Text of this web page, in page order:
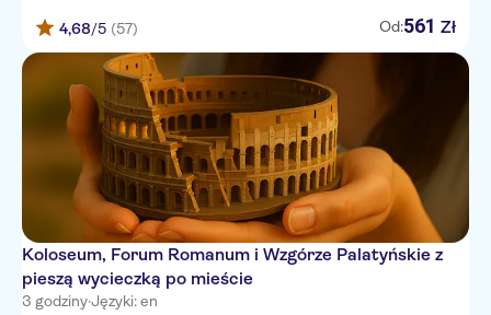
WASHINGTON
Hotel De' Ricci
MINERVA RELAIS
The B Place
Serena House
XX Settembre
Cardo Roma, Autograph
Collection
4,68/5 (57) Od:561 Zł
Koloseum, Forum Romanum i Wzgórze Palatyńskie z
pieszą wycieczką po mieście
3 godziny·Języki: en